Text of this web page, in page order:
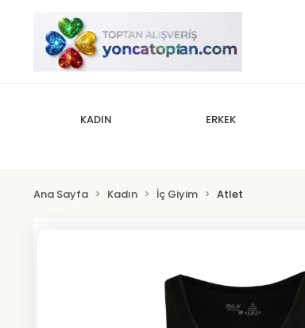
KADIN ERKEK
Ana Sayfa Kadın İç Giyim Atlet